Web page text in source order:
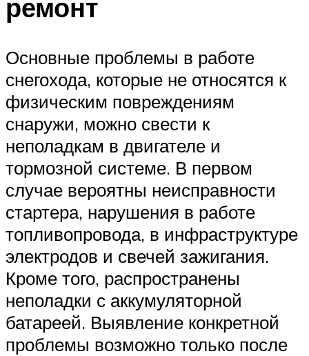
ремонт
Основные проблемы в работе
снегохода, которые не относятся к
физическим повреждениям
снаружи, можно свести к
неполадкам в двигателе и
тормозной системе. В первом
случае вероятны неисправности
стартера, нарушения в работе
топливопровода, в инфраструктуре
электродов и свечей зажигания.
Кроме того, распространены
неполадки с аккумуляторной
батареей. Выявление конкретной
проблемы возможно только после